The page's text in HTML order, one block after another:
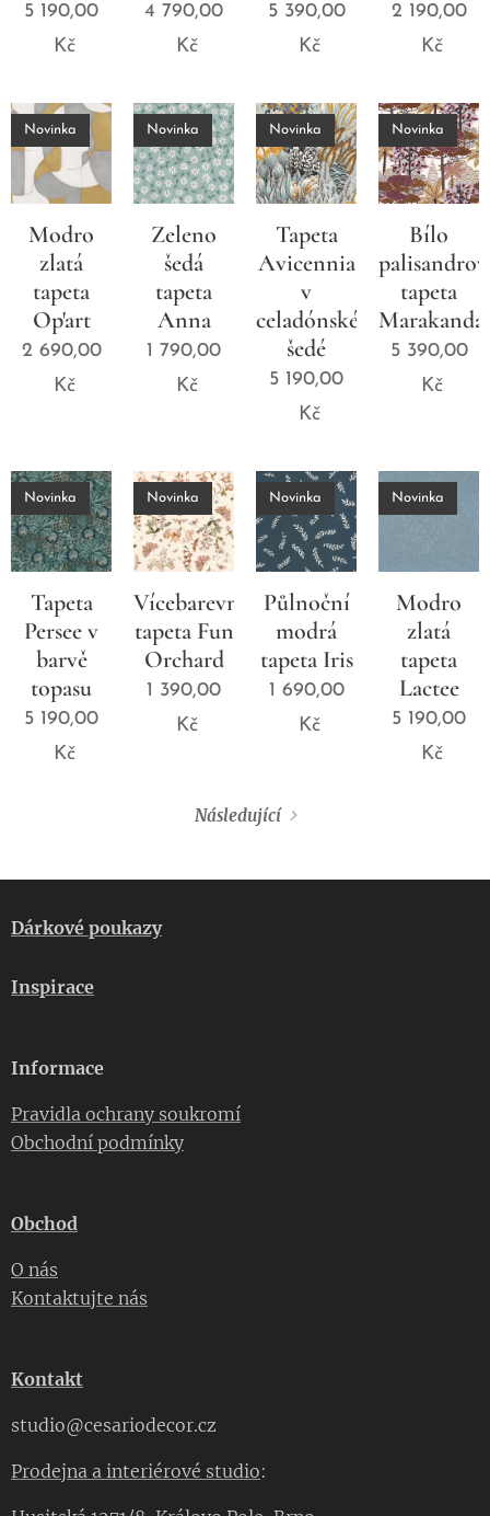
5 190,00
Kč
4 790,00
Kč
5 390,00
Kč
2 190,00
Kč
Modro
zlatá
tapeta
Op'art
Novinka
2 690,00
Kč
Zeleno
šedá
tapeta
Anna
Novinka
1 790,00
Kč
Tapeta
Avicennia
v
celadónské
šedé
Novinka
5 190,00
Kč
Bílo
tapeta
Marakanda
Novinka
5 390,00
Kč
Tapeta
Persee v
barvě
topasu
Novinka
5 190,00
Kč
Vícebarevná
tapeta Fun
Orchard
Novinka
1 390,00
Kč
Půlnoční
modrá
tapeta Iris
Novinka
1 690,00
Kč
Modro
zlatá
tapeta
Lactee
Novinka
5 190,00
Kč
Následující
Dárkové poukazy
Inspirace
Informace
Pravidla ochrany soukromí
Obchodní podmínky
Obchod
O nás
Kontaktujte nás
Kontakt
studio@cesariodecor.cz
Prodejna a interiérové studio: